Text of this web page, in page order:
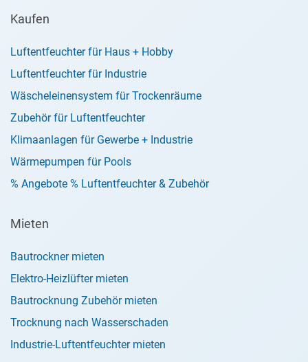
Kaufen
Luftentfeuchter für Haus + Hobby
Luftentfeuchter für Industrie
Wäscheleinensystem für Trockenräume
Zubehör für Luftentfeuchter
Klimaanlagen für Gewerbe + Industrie
Wärmepumpen für Pools
% Angebote % Luftentfeuchter & Zubehör
Mieten
Bautrockner mieten
Elektro-Heizlüfter mieten
Bautrocknung Zubehör mieten
Trocknung nach Wasserschaden
Industrie-Luftentfeuchter mieten